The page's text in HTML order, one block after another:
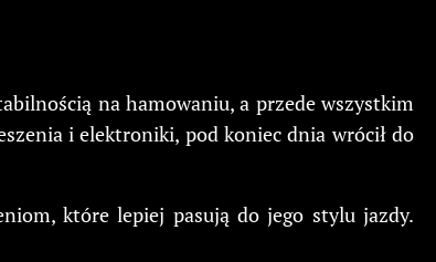
na hamowaniu, a przede wszystkim
i elektroniki, pod koniec dnia wrócił do
które lepiej pasują do jego stylu jazdy.